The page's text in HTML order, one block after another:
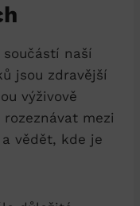
naší
jsou zdravější
výživově
mezi
vědět, kde je